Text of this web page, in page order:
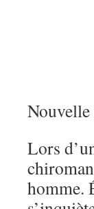
Nouvelle
Lors
homme.